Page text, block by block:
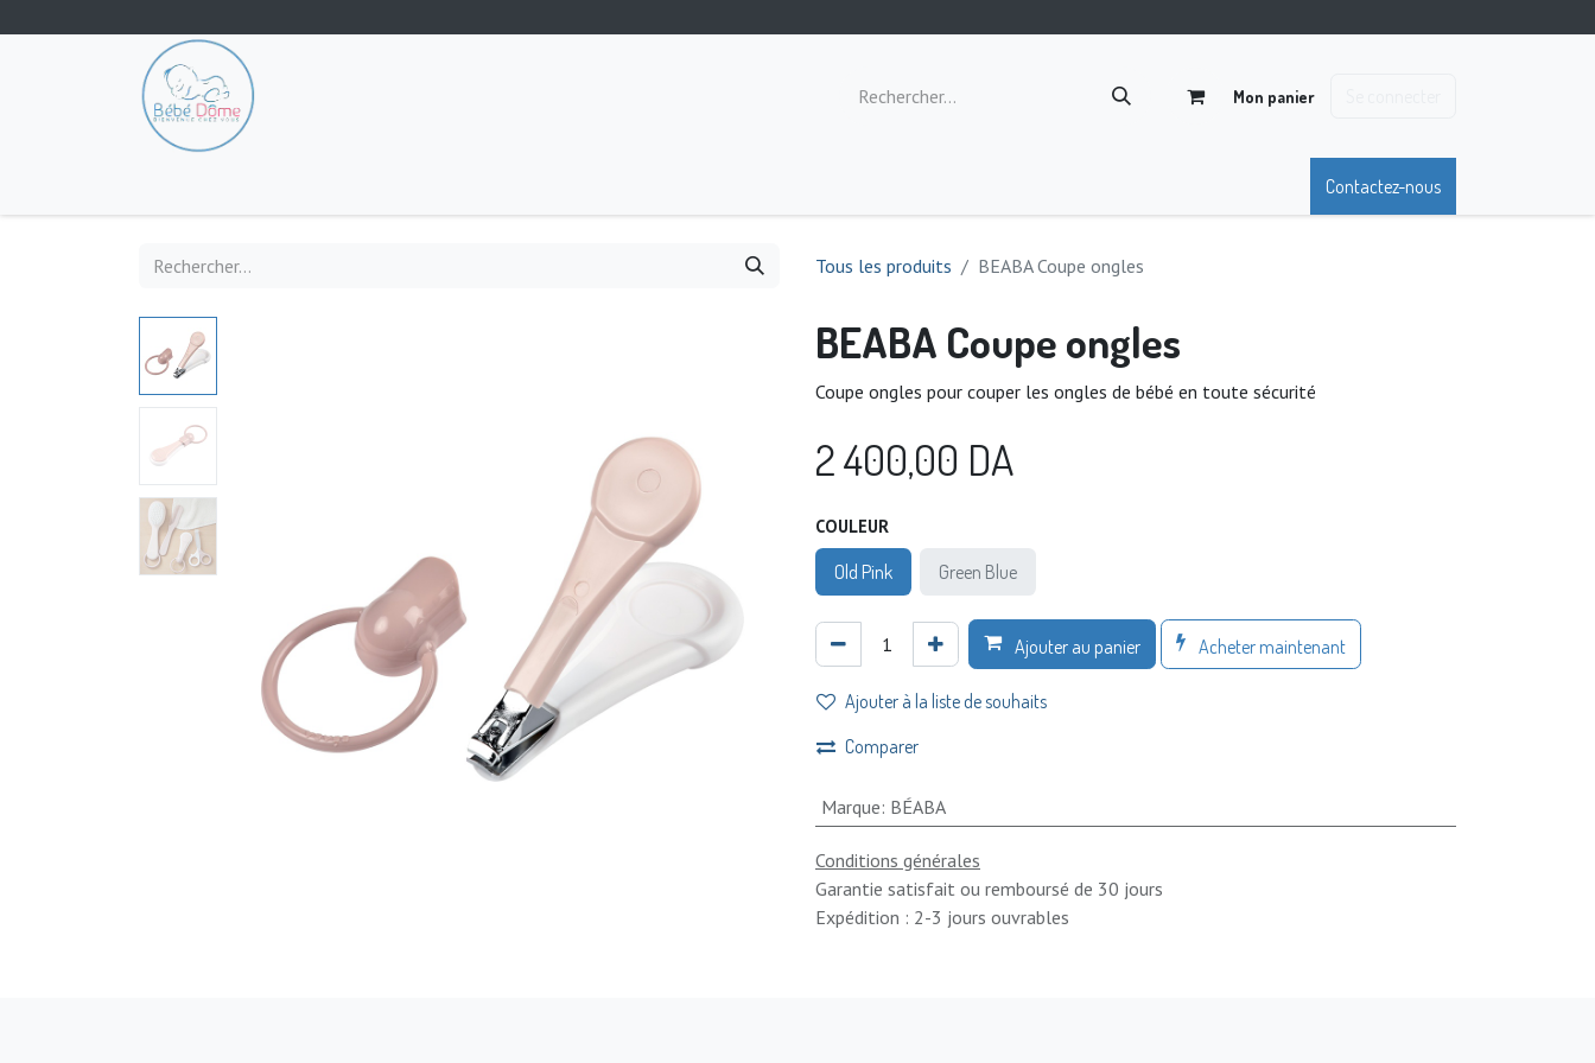
Mon panier
Contactez-nous
Tous les produits BEABA Coupe ongles
BEABA Coupe ongles
Coupe ongles pour couper les ongles de bébé en toute sécurité
2 400,00 DA
COULEUR
Old Pink Green Blue
Ajouter au panier Acheter maintenant
Ajouter à la liste de souhaits
Comparer
Marque: BÉABA
Conditions générales
Garantie satisfait ou remboursé de 30 jours
Expédition : 2-3 jours ouvrables